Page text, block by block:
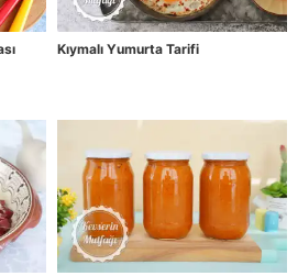
Kıymalı Yumurta Tarifi